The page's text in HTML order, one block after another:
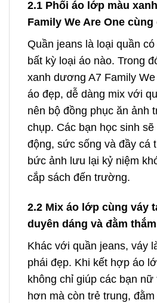
2.1 Phối áo lớp màu
Family We Are One
Quần jeans là loại quần
bất kỳ loại áo nào. Trong
xanh dương A7 Family
áo đẹp, dễ dàng mix với
nên bộ đồng phục ăn ảnh
chụp. Các bạn học sinh
động, sức sống và đầy cá
bức ảnh lưu lại kỷ niệm
cắp sách đến trường.
2.2 Mix áo lớp cùng váy
duyên dáng và đằm
Khác với quần jeans, váy
phái đẹp. Khi kết hợp áo
không chỉ giúp các bạn
hơn mà còn trẻ trung,